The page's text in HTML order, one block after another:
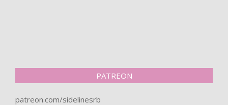
PATREON
patreon.com/sidelinesrb